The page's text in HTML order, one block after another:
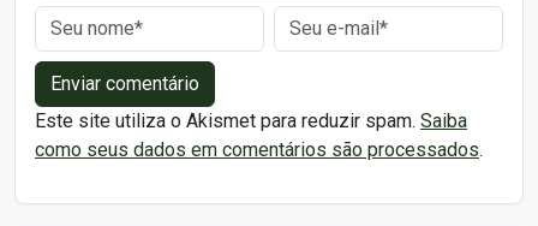
Enviar comentário
Este site utiliza o Akismet para reduzir spam. Saiba
como seus dados em comentários são processados.